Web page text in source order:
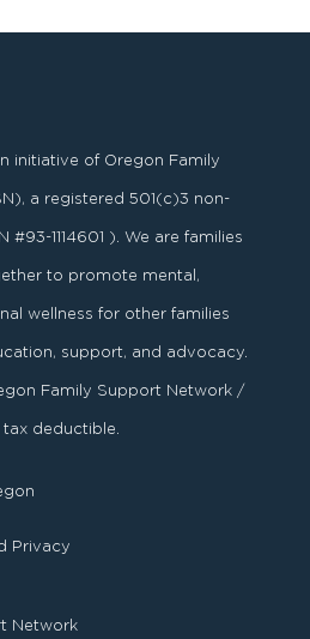
initiative of Oregon Family
a registered501 (c)3 non-
1114601 ). We are families
to promote mental,
wellness for other families
support, and advocacy.
Family Support Network /
tax deductible.
Privacy
Network